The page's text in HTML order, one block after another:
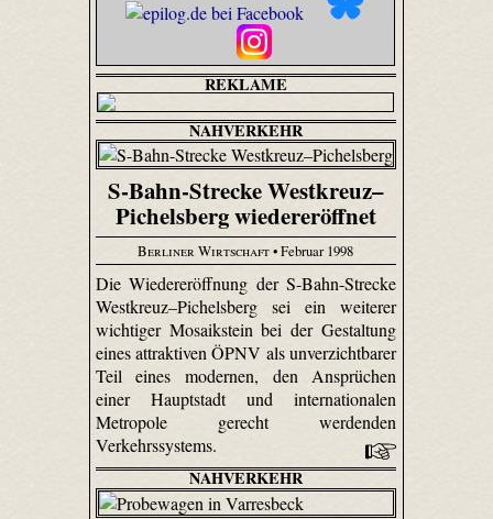
REKLAME
NAHVERKEHR
S-Bahn-Strecke Westkreuz–
Pichelsberg wiedereröffnet
Berliner Wirtschaft• Februar 1998
Die Wiedereröffnung der S-Bahn-Strecke
Westkreuz–Pichelsberg sei ein weiterer
wichtiger Mosaikstein bei der Gestaltung
eines attraktiven ÖPNV als unverzichtbarer
Teil eines modernen, den Ansprüchen
einer Hauptstadt und internationalen
Metropole gerecht werdenden
Verkehrssystems.
NAHVERKEHR